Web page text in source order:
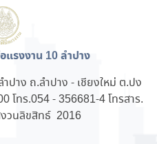
รงงาน 10 ลำปาง
าง ถ.ลำปาง - เชียงใหม่ ต.ปง
โทร.054 - 356681-4 โทรสาร.
วนลิขสิทธ์ 2016